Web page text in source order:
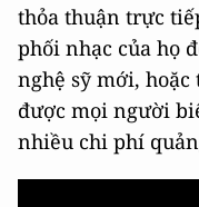
thỏa thuận trực
phối nhạc của họ
nghệ sỹ mới,
được mọi người
nhiều chi phí